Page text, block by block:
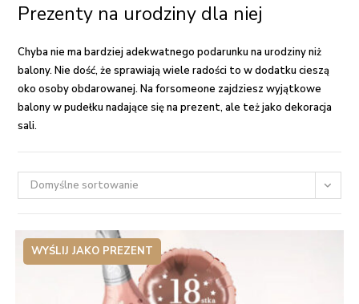
Prezenty na urodziny dla niej
Chyba nie ma bardziej adekwatnego podarunku na urodziny niż
balony. Nie dość, że sprawiają wiele radości to w dodatku cieszą
oko osoby obdarowanej. Na forsomeone zajdziesz wyjątkowe
balony w pudełku nadające się na prezent, ale też jako dekoracja
sali.
Domyślne sortowanie
WYŚLIJ JAKO PREZENT